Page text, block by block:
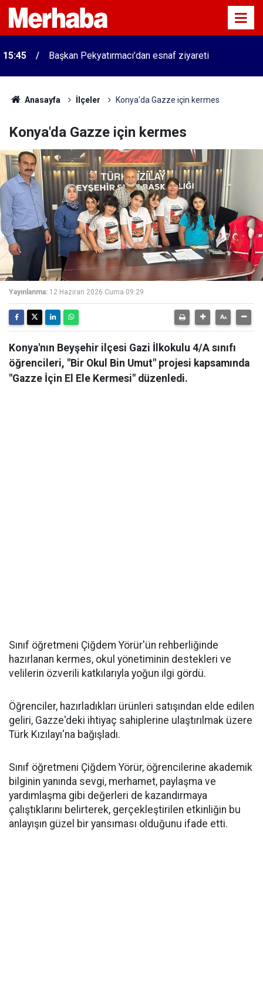
15:45 Başkan Pekyatırmacı’dan esnaf ziyareti
Anasayfa İlçeler Konya'da Gazze için kermes
Konya'da Gazze için kermes
Yayınlanma: 12 Haziran 2026 Cuma 09:29
Konya'nın Beyşehir ilçesi Gazi İlkokulu 4/A sınıfı
öğrencileri, "Bir Okul Bin Umut" projesi kapsamında
"Gazze İçin El Ele Kermesi" düzenledi.
Sınıf öğretmeni Çiğdem Yörür'ün rehberliğinde
hazırlanan kermes, okul yönetiminin destekleri ve
velilerin özverili katkılarıyla yoğun ilgi gördü.
Öğrenciler, hazırladıkları ürünleri satışından elde edilen
geliri, Gazze'deki ihtiyaç sahiplerine ulaştırılmak üzere
Türk Kızılayı'na bağışladı.
Sınıf öğretmeni Çiğdem Yörür, öğrencilerine akademik
bilginin yanında sevgi, merhamet, paylaşma ve
yardımlaşma gibi değerleri de kazandırmaya
çalıştıklarını belirterek, gerçekleştirilen etkinliğin bu
anlayışın güzel bir yansıması olduğunu ifade etti.